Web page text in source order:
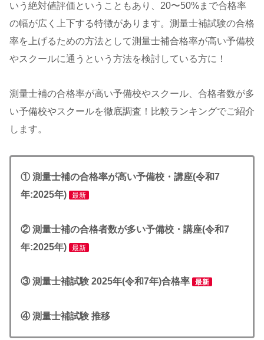
いう絶対値評価ということもあり、20〜50%まで合格率
の幅が広く上下する特徴があります。測量士補試験の合格
率を上げるための方法として測量士補合格率が高い予備校
やスクールに通うという方法を検討している方に！
測量士補の合格率が高い予備校やスクール、合格者数が多
い予備校やスクールを徹底調査！比較ランキングでご紹介
します。
① 測量士補の合格率が高い予備校・ 講座(令和7
年:2025年)
最新
② 測量士補の合格者数が多い予備校・ 講座(令和7
年:2025年)
最新
③ 測量士補試験 2025年(令和7年)合格率 最新
④ 測量士補試験 推移